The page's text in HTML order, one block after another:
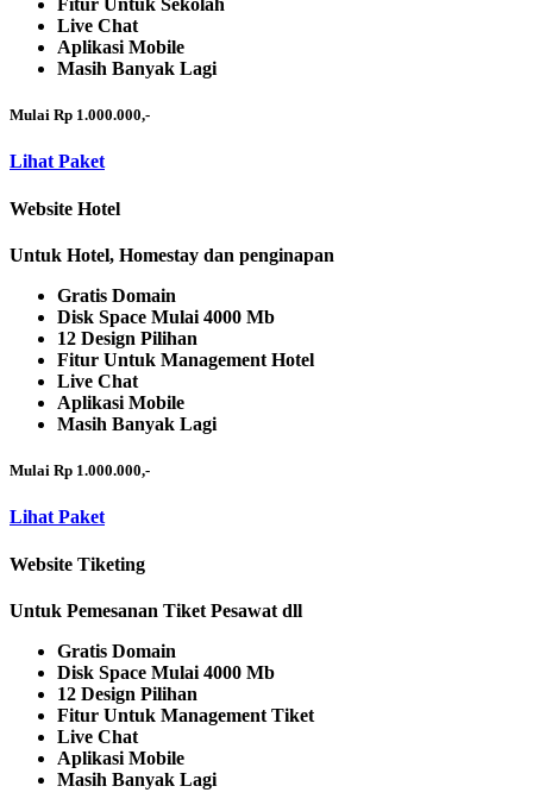
Fitur Untuk Sekolah
Live Chat
Aplikasi Mobile
Masih Banyak Lagi
Mulai Rp 1.000.000,-
Lihat Paket
Website Hotel
Untuk Hotel, Homestay dan penginapan
Gratis Domain
Disk Space Mulai 4000 Mb
12 Design Pilihan
Fitur Untuk Management Hotel
Live Chat
Aplikasi Mobile
Masih Banyak Lagi
Mulai Rp 1.000.000,-
Lihat Paket
Website Tiketing
Untuk Pemesanan Tiket Pesawat dll
Gratis Domain
Disk Space Mulai 4000 Mb
12 Design Pilihan
Fitur Untuk Management Tiket
Live Chat
Aplikasi Mobile
Masih Banyak Lagi